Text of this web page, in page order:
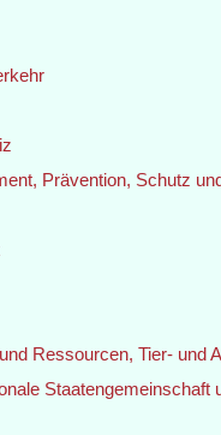
Prävention, Schutz
Ressourcen, Tier- und
Staatengemeinschaft